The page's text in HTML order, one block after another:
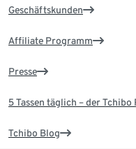
Geschäftskunden
Affiliate Programm
Presse
5 Tassen täglich – der Tchibo
Tchibo Blog